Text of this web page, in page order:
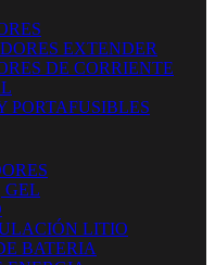
EXTENDER
DE CORRIENTE
PORTAFUSIBLES
GEL
LITIO
BATERIA